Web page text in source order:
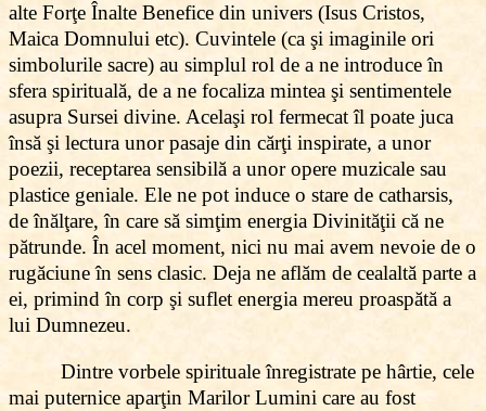
alte Forţe Înalte Benefice din univers (Isus Cristos,
Maica Domnului etc). Cuvintele (ca şi imaginile ori
simbolurile sacre) au simplul rol de a ne introduce în
sfera spirituală, de a ne focaliza mintea şi sentimentele
asupra Sursei divine. Acelaşi rol fermecat îl poate juca
însă şi lectura unor pasaje din cărţi inspirate, a unor
poezii, receptarea sensibilă a unor opere muzicale sau
plastice geniale. Ele ne pot induce o stare de catharsis,
de înălţare, în care să simţim energia Divinităţii că ne
pătrunde. În acel moment, nici nu mai avem nevoie de o
rugăciune în sens clasic. Deja ne aflăm de cealaltă parte a
ei, primind în corp şi suflet energia mereu proaspătă a
lui Dumnezeu.
Dintre vorbele spirituale înregistrate pe hârtie, cele
mai puternice aparţin Marilor Lumini care au fost